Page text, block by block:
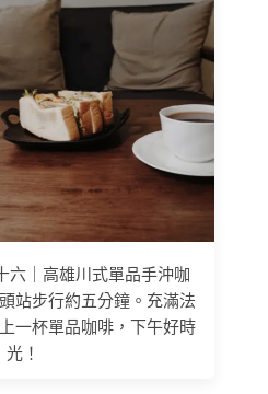
六｜高雄川式單品手沖咖
站步行約五分鐘。充滿法
一杯單品咖啡，下午好時
光！